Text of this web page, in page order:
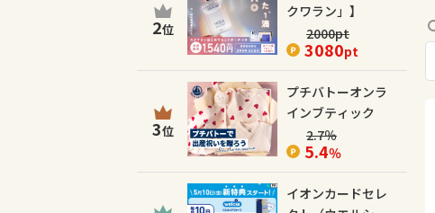
2位
クワラン」】
2000pt
3080pt
3位
プチバトーオンラ
インブティック
2.7％
5.4％
イオンカードセレ